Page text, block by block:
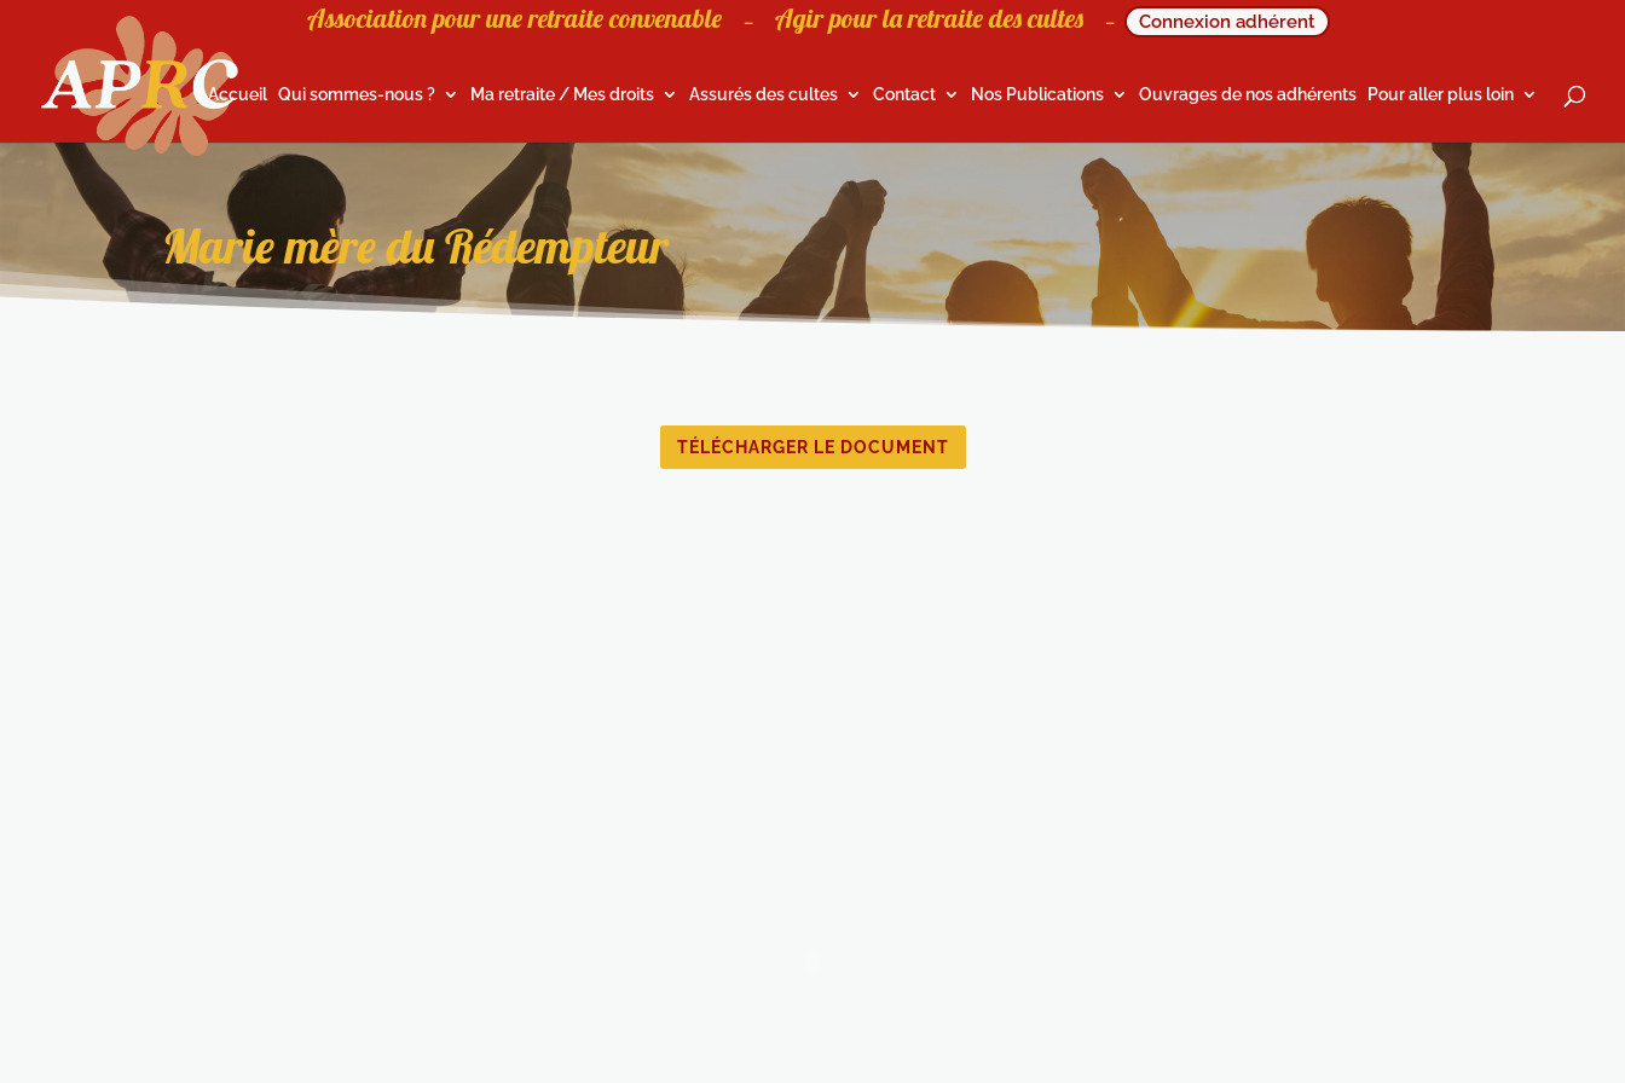
Association pour une retraite convenable – Agir pour la retraite des cultes – Connexion adhérent
Accueil Qui sommes-nous ? Ma retraite / Mes droits Assurés des cultes Contact Nos Publications Ouvrages de nos adhérents Pour aller plus loin
Marie mère du Rédempteur
TÉLÉCHARGER LE DOCUMENT